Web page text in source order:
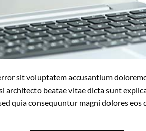
sit voluptatem accusantium
architecto beatae vitae dicta sunt
quia consequuntur magni dolores